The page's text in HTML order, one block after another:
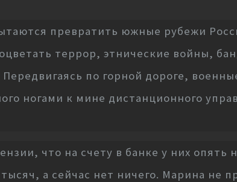
превратить южные рубежи
террор, этнические войны,
по горной дороге,
ногами к мине дистанционного
что на счету в банке у них опять
а сейчас нет ничего. Марина не